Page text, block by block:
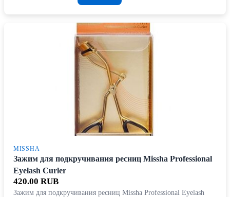
MISSHA
Зажим для подкручивания ресниц Missha Professional
Eyelash Curler
420.00 RUB
Зажим для подкручивания ресниц Missha Professional Eyelash